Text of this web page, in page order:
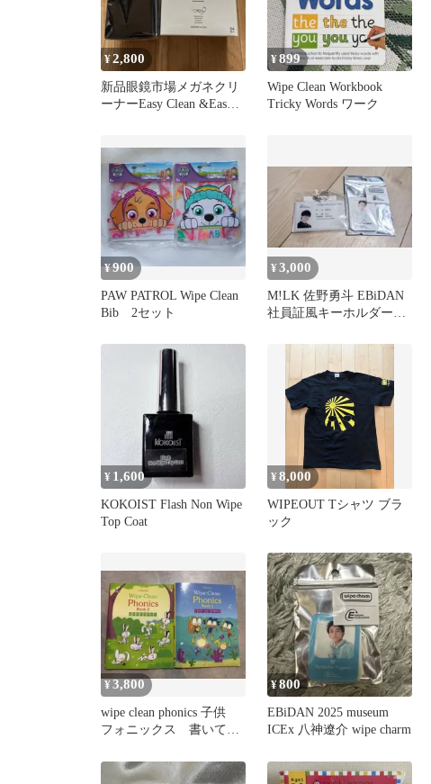
¥2,800
新品眼鏡市場メガネクリ
ーナーEasy Clean &Easy
¥899
Wipe Clean Workbook
Tricky Words ワーク
¥900
PAW PATROL Wipe Clean
Bib 2セット
¥3,000
M!LK 佐野勇斗 EBiDAN
社員証風キーホルダー
¥ 1,600
KOKOIST Flash Non Wipe
Top Coat
¥8,000
WIPEOUT Tシャツ ブラ
ック
¥3,800
wipe clean phonics 子供
フォニックス 書いて消
¥800
EBiDAN 2025 museum
ICEx 八神遼介 wipe charm